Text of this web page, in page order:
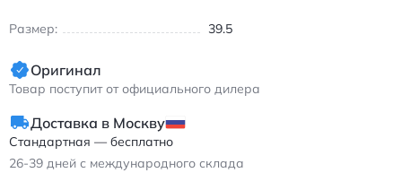
Размер: 39.5
Оригинал
Товар поступит от официального дилера
Доставка в Москву
Стандартная — бесплатно
26-39 дней с международного склада